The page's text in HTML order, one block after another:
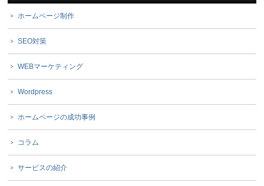
ホームページ制作
SEO対策
WEBマーケティング
Wordpress
ホームページの成功事例
コラム
サービスの紹介